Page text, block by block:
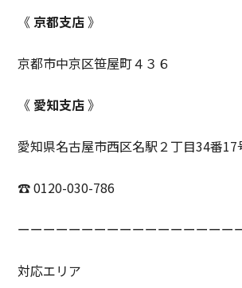
《京都支店》
京都市中京区笹屋町４３６
《 愛知支店》
愛知県名古屋市西区名駅２丁目34番17
☎ 0120-030-786
ーーーーーーーーーーーーーーーーー
対応エリア